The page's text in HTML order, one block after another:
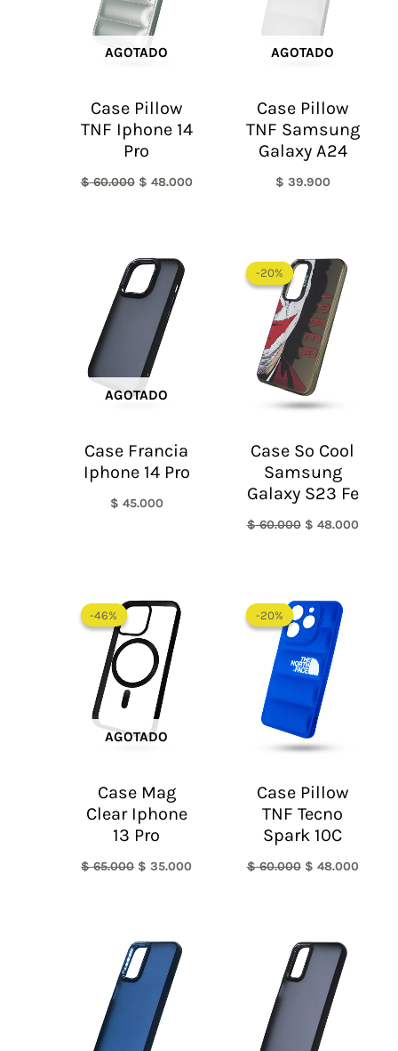
AGOTADO
Case Pillow
TNF Iphone 14
Pro
$60.000 $ 48.000
AGOTADO
Case Pillow
TNF Samsung
Galaxy A24
$ 39.900
AGOTADO
Case Francia
Iphone 14 Pro
$ 45.000
-20%
-20%
Case So Cool
Samsung
Galaxy S23 Fe
$60.000
precio
original
era:
$ 60.000.
$ 48.000
-46%
AGOTADO
-46%
Case Mag
Clear Iphone
13 Pro
$65.000
precio
original
era:
$ 65.000.
$ 35.000
-20%
-20%
Case Pillow
TNF Tecno
Spark 10C
$60.000
precio
original
era:
$ 60.000.
$ 48.000